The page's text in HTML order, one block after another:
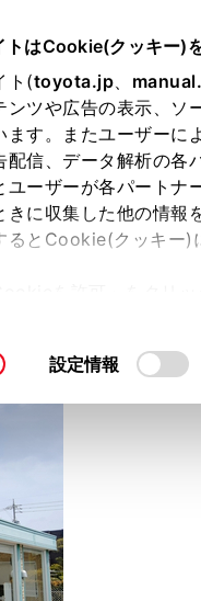
トはCookie(クッキー)
ト(toyota.jp、
ンツや広告の表示、ソ
ます。またユーザーに
配信、データ解析の各
ユーザーが各パートナ
きに収集した他の情報
るとCookie(クッキー)
ださい。設定情報
ス
3つの買い方 オン